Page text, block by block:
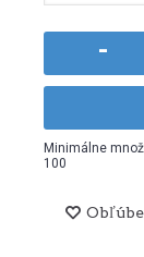
-
Minimálne
100